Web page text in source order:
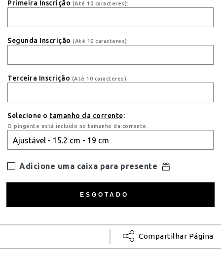
Primeira Inscrição (Até 10 caracteres):
Segunda Inscrição (Até 10 caracteres):
Terceira Inscrição (Até 10 caracteres):
Selecione o tamanho da corrente:
O pingente está incluido no tamanho da corrente.
Adicione uma caixa para presente
Compartilhar Página